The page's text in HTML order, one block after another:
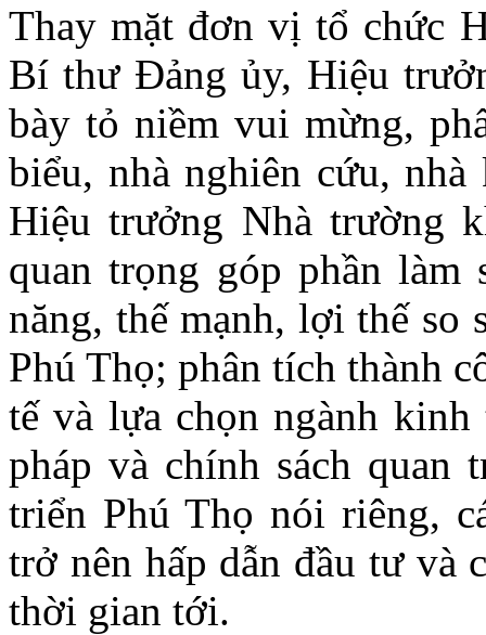
Thay mặt đơn vị tổ chức
Bí thư Đảng ủy, Hiệu
bày tỏ niềm vui mừng,
biểu, nhà nghiên cứu,
Hiệu trưởng Nhà trường
quan trọng góp phần làm
năng, thế mạnh, lợi thế so
Phú Thọ; phân tích thành
tế và lựa chọn ngành
pháp và chính sách quan
triển Phú Thọ nói riêng,
trở nên hấp dẫn đầu tư và
thời gian tới.